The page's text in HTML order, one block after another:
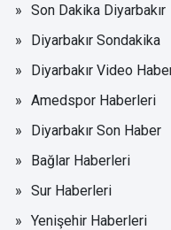
Son Dakika Diyarbakır
Diyarbakır Sondakika
Diyarbakır Video
Amedspor Haberleri
Diyarbakır Son Haber
Bağlar Haberleri
Sur Haberleri
Yenişehir Haberleri